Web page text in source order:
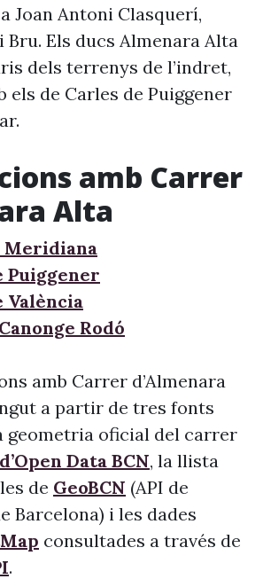
Joan Antoni Clasquerí,
Bru. Els ducs Almenara Alta
dels terrenys de l’indret,
els de Carles de Puiggener
amb Carrer
Alta
Meridiana
Puiggener
València
Rodó
amb Carrer d’Almenara
a partir de tres fonts
geometria oficial del carrer
Data BCN, la llista
de GeoBCN (API de
Barcelona) i les dades
consultades a través de
.